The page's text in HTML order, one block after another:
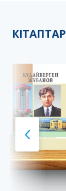
КІТАПТАР